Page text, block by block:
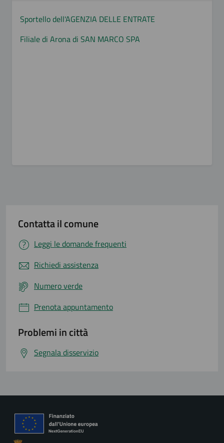
Sportello dell'AGENZIA DELLE ENTRATE
Filiale di Arona di SAN MARCO SPA
Contatta il comune
Leggi le domande frequenti
Richiedi assistenza
Numero verde
Prenota appuntamento
Problemi in città
Segnala disservizio